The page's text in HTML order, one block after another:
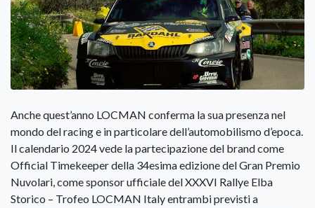
Anche quest’anno LOCMAN conferma la sua presenza nel
mondo del racing e in particolare dell’automobilismo d’epoca.
Il calendario 2024 vede la partecipazione del brand come
Official Timekeeper della 34esima edizione del Gran Premio
Nuvolari, come sponsor ufficiale del XXXVI Rallye Elba
Storico – Trofeo LOCMAN Italy entrambi previsti a